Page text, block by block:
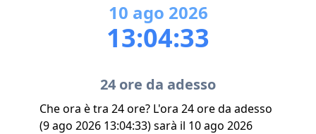
10 ago 2026
13:04:33
24 ore da adesso
Che ora è tra 24 ore? L'ora 24 ore da adesso
(9 ago 2026 13:04:33) sarà il 10 ago 2026